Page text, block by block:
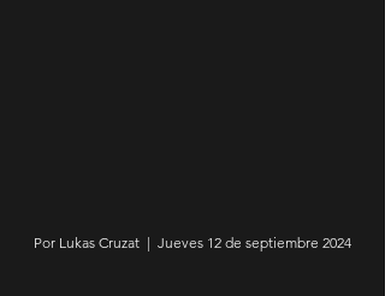
Por Lukas Cruzat  |  Jueves 12 de septiembre 2024